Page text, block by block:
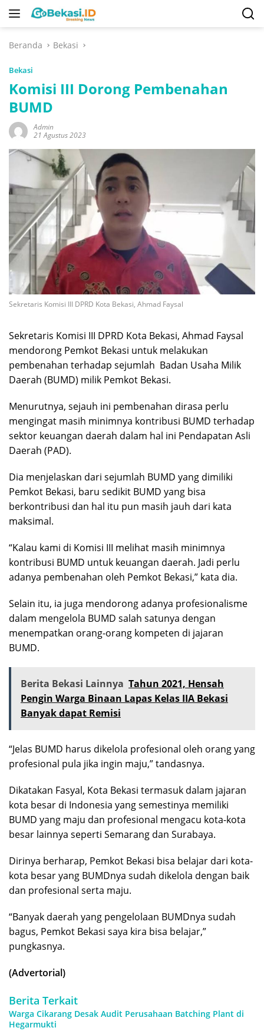
Langsung
Beranda
Bekasi
Bekasi
Komisi III Dorong Pembenahan
BUMD
Admin
21 Agustus 2023
Sekretaris Komisi III DPRD Kota Bekasi, Ahmad Faysal
Sekretaris Komisi III DPRD Kota Bekasi, Ahmad Faysal
mendorong Pemkot Bekasi untuk melakukan
pembenahan terhadap sejumlah Badan Usaha Milik
Daerah (BUMD) milik Pemkot Bekasi.
Menurutnya, sejauh ini pembenahan dirasa perlu
mengingat masih minimnya kontribusi BUMD terhadap
sektor keuangan daerah dalam hal ini Pendapatan Asli
Daerah (PAD).
Dia menjelaskan dari sejumlah BUMD yang dimiliki
Pemkot Bekasi, baru sedikit BUMD yang bisa
berkontribusi dan hal itu pun masih jauh dari kata
maksimal.
“Kalau kami di Komisi III melihat masih minimnya
kontribusi BUMD untuk keuangan daerah. Jadi perlu
adanya pembenahan oleh Pemkot Bekasi,” kata dia.
Selain itu, ia juga mendorong adanya profesionalisme
dalam mengelola BUMD salah satunya dengan
menempatkan orang-orang kompeten di jajaran
BUMD.
Berita Bekasi Lainnya Tahun 2021, Hensah
Pengin Warga Binaan Lapas Kelas IIA Bekasi
Banyak dapat Remisi
“Jelas BUMD harus dikelola profesional oleh orang yang
profesional pula jika ingin maju,” tandasnya.
Dikatakan Fasyal, Kota Bekasi termasuk dalam jajaran
kota besar di Indonesia yang semestinya memiliki
BUMD yang maju dan profesional mengacu kota-kota
besar lainnya seperti Semarang dan Surabaya.
Dirinya berharap, Pemkot Bekasi bisa belajar dari kota-
kota besar yang BUMDnya sudah dikelola dengan baik
dan profesional serta maju.
“Banyak daerah yang pengelolaan BUMDnya sudah
bagus, Pemkot Bekasi saya kira bisa belajar,”
pungkasnya.
(Advertorial)
Berita Terkait
Warga Cikarang Desak Audit Perusahaan Batching Plant di
Hegarmukti